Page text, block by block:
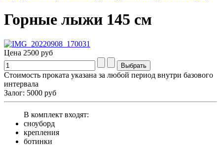
Горные лыжи 145 см
Цена 2500 руб
Стоимость проката указана за любой период внутри базового
интервала
Залог: 5000 руб
В комплект входят:
сноуборд
крепления
ботинки